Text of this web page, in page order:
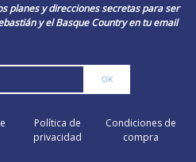
planes y direcciones secretas para ser
y el Basque Country en tu email
Política de
privacidad
Condiciones de
compra